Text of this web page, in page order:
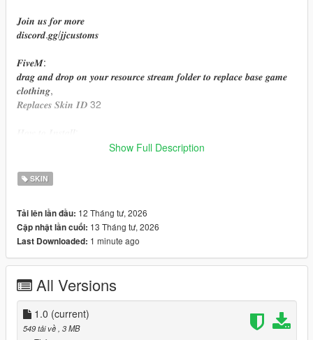
𝑱𝒐𝒊𝒏 𝒖𝒔 𝒇𝒐𝒓 𝒎𝒐𝒓𝒆
𝒅𝒊𝒔𝒄𝒐𝒓𝒅.𝒈𝒈/𝒋𝒋𝒄𝒖𝒔𝒕𝒐𝒎𝒔
𝑭𝒊𝒗𝒆𝑴:
𝒅𝒓𝒂𝒈 𝒂𝒏𝒅 𝒅𝒓𝒐𝒑 𝒐𝒏 𝒚𝒐𝒖𝒓 𝒓𝒆𝒔𝒐𝒖𝒓𝒄𝒆 𝒔𝒕𝒓𝒆𝒂𝒎 𝒇𝒐𝒍𝒅𝒆𝒓 𝒕𝒐 𝒓𝒆𝒑𝒍𝒂𝒄𝒆 𝒃𝒂𝒔𝒆 𝒈𝒂𝒎𝒆
𝒄𝒍𝒐𝒕𝒉𝒊𝒏𝒈,
𝑹𝒆𝒑𝒍𝒂𝒄𝒆𝒔 𝑺𝒌𝒊𝒏 𝑰𝑫 32
𝑭𝒐𝒓 𝑺𝒕𝒐𝒓𝒚𝒎𝒐𝒅𝒆/𝑺𝒊𝒏𝒈𝒍𝒆 𝑷𝒍𝒂𝒚𝒆𝒓:
𝒎𝒐𝒅𝒆 -
𝒎𝒐𝒅𝒔\𝒙64𝒗.𝒓𝒑𝒇\𝒎𝒐𝒅𝒆𝒍𝒔\𝒄𝒅𝒊𝒎𝒂𝒈𝒆𝒔\𝒔𝒕𝒓𝒆𝒂𝒎𝒆𝒅𝒑𝒆𝒅𝒔_𝒎𝒑.𝒓𝒑𝒇\𝒎𝒑_𝒇_𝒇𝒓𝒆𝒆𝒎𝒐
𝑴𝒘𝒂𝒉 - 𝑱𝒐𝒓𝒅𝒂𝒏
𝐇𝐨𝐩𝐞 𝐲𝐨𝐮 𝐞𝐧𝐣𝐨𝐲 ꨄ︎
Show Full Description
SKIN
Tải lên lần đầu: 12 Tháng tư, 2026
Cập nhật lần cuối: 13 Tháng tư, 2026
Last Downloaded: 1 minute ago
All Versions
1.0 (current)
549 tải về , 3 MB